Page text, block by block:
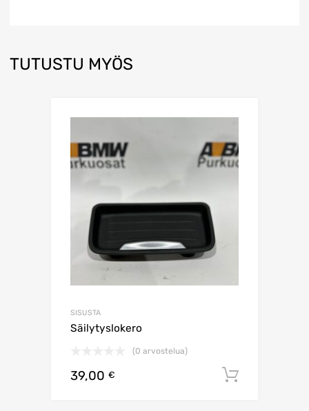
TUTUSTU MYÖS
SISUSTA
Säilytyslokero
(0 arvostelua)
39,00 €